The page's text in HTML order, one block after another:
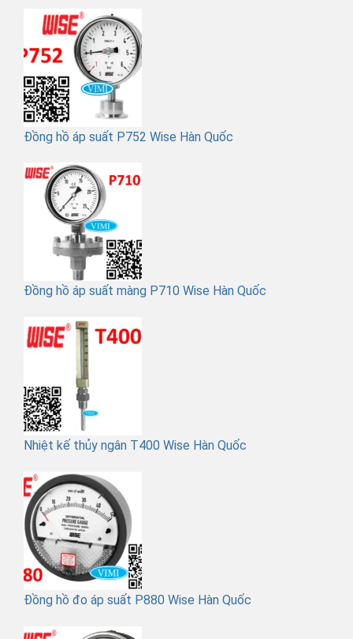
Đồng hồ áp suất P752 Wise Hàn Quốc
Đồng hồ áp suất màng P710 Wise Hàn Quốc
Nhiệt kế thủy ngân T400 Wise Hàn Quốc
Đồng hồ đo áp suất P880 Wise Hàn Quốc